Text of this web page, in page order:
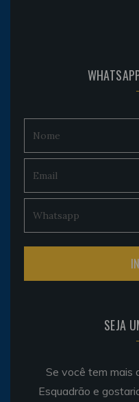
SEJA
Se você tem mais
Esquadrão e